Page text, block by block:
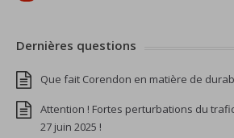
Dernières questions
Que fait Corendon en matière de
Attention ! Fortes perturbations du
27 juin 2025 !